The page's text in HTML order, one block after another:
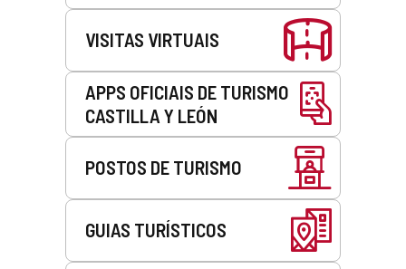
VISITAS VIRTUAIS
APPS OFICIAIS DE TURISMO
CASTILLA Y LEÓN
POSTOS DE TURISMO
GUIAS TURÍSTICOS